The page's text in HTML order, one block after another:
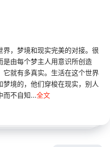
，梦境和现实完美的对接。很
是由每个梦主人用意识所创造
它就有多真实。生活在这个世界
梦境的，他们穿梭在现实，别人
而不自知...全文